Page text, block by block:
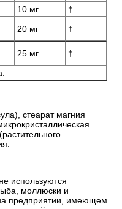
10 мг
†
20 мг
†
25 мг
†
стеарат магния
используются
моллюски и
предприятии, имеющем